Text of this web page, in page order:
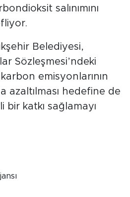
salınımını
Belediyesi,
Sözleşmesi’ndeki
emisyonlarının
azaltılması hedefine de
katkı sağlamayı